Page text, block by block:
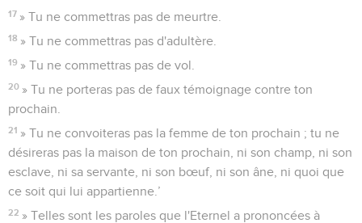
17 » Tu ne commettras pas de meurtre.
18 » Tu ne commettras pas d'adultère.
19 » Tu ne commettras pas de vol.
20 » Tu ne porteras pas de faux témoignage contre ton
prochain.
21 » Tu ne convoiteras pas la femme de ton prochain ; tu ne
désireras pas la maison de ton prochain, ni son champ, ni son
esclave, ni sa servante, ni son bœuf, ni son âne, ni quoi que
ce soit qui lui appartienne.’
22 » Telles sont les paroles que l'Eternel a prononcées à